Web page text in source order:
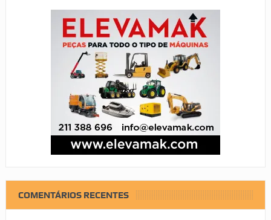
COMENTÁRIOS RECENTES